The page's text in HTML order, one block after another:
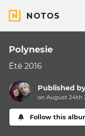
NOTOS
Polynesie
Été 2016
Published
on August 24th
Follow this